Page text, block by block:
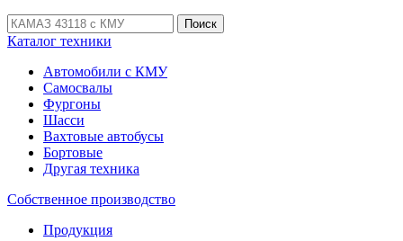
Поиск
Каталог техники
Автомобили с КМУ
Самосвалы
Фургоны
Шасси
Вахтовые автобусы
Бортовые
Другая техника
Собственное производство
Продукция